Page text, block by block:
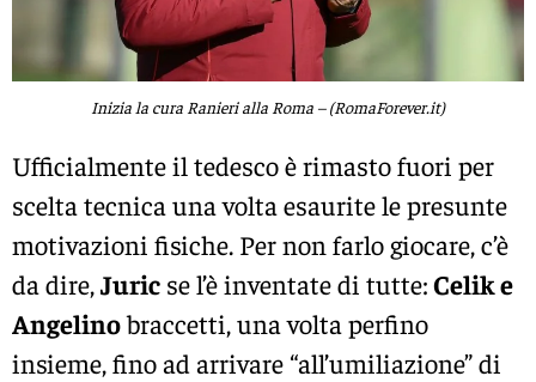
Inizia la cura Ranieri alla Roma – (RomaForever.it)
Ufficialmente il tedesco è rimasto fuori per
scelta tecnica una volta esaurite le presunte
motivazioni fisiche. Per non farlo giocare, c’è
da dire,Juric se l’è inventate di tutte:Celik e
Angelinobraccetti, una volta perfino
insieme, fino ad arrivare “all’umiliazione” di